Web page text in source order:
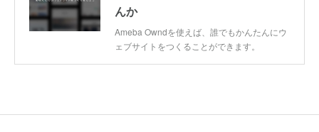
んか
Ameba Owndを使えば、誰でもかんたんにウ
ェブサイトをつくることができます。